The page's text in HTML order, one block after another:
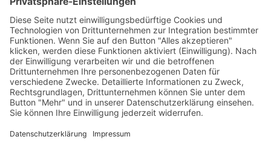
Online-Katalog
Mehr Infos zum Thema Tapetentüren
Anleitungen